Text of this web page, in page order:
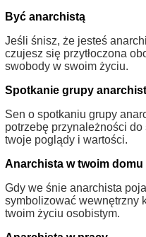
Być anarchistą
Jeśli śnisz, że jesteś
czujesz się przytłoczona
swobody w swoim życiu.
Spotkanie grupy
Sen o spotkaniu grupy
potrzebę przynależności do
twoje poglądy i wartości.
Anarchista w twoim domu
Gdy we śnie anarchista
symbolizować wewnętrzny
twoim życiu osobistym.